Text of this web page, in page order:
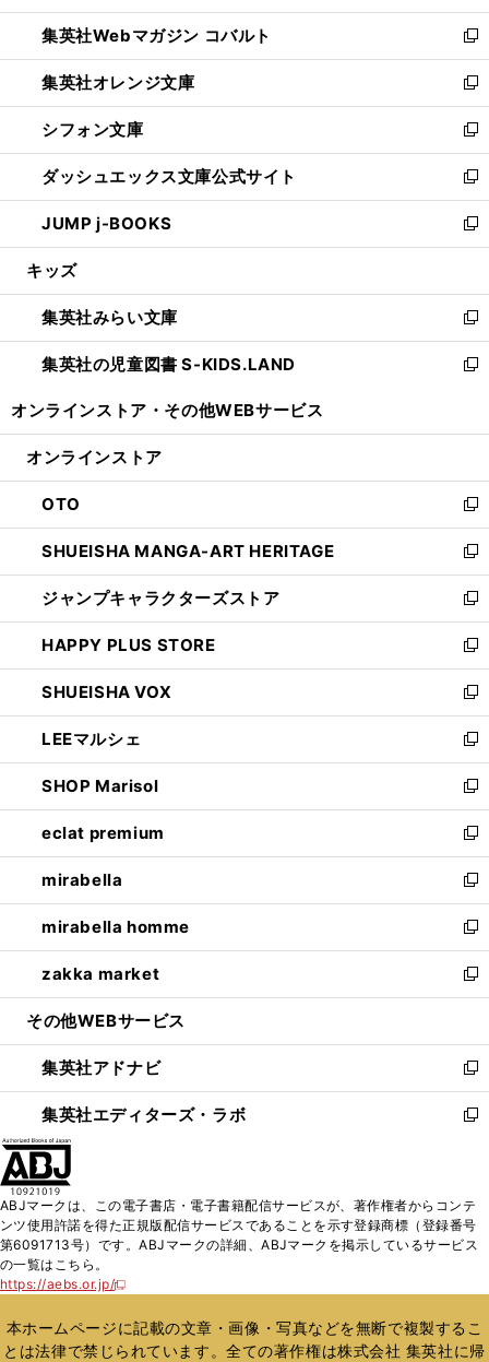
開
く
ウ
で
開
く
ン
ド
ウ
で
開
く
ウ
ィ
ン
ド
ウ
で
開
く
集英社Webマガジン コバルト
新
し
い
ウ
ィ
ン
ド
ウ
で
開
集英社オレンジ文庫
新
し
い
ウ
ィ
ン
ド
ウ
開
く
シフォン文庫
新
し
い
ウ
ィ
ン
ウ
で
開
く
ダッシュエックス文庫公式サイト
新
し
い
ウ
ン
ド
ウ
で
JUMP j-BOOKS
新
し
ウ
ィ
ン
ド
開
キッズ
集英社みらい文庫
新
し
い
ン
ウ
で
開
く
集英社の児童図書 S-KIDS.LAND
新
ウ
ン
ド
ウ
で
開
く
オンラインストア・ その他WEBサービス
オンラインストア
OTO
新
し
い
ウ
ィ
ン
ド
ウ
で
開
く
SHUEISHA MANGA-ART HERITAGE
新
し
い
ウ
ィ
ン
ド
ウ
で
開
く
ジャンプキャラクターズストア
新
し
い
ウ
ィ
ン
ド
ウ
で
開
く
HAPPY PLUS STORE
新
し
い
ウ
ィ
ン
ド
ウ
で
開
く
SHUEISHA VOX
新
し
い
ウ
ィ
ン
ド
ウ
で
開
く
LEEマルシェ
新
し
い
ウ
ィ
ン
ド
ウ
で
開
く
SHOP Marisol
新
し
い
ウ
ィ
ン
ド
ウ
で
開
eclat premium
新
し
い
ウ
ィ
ン
ド
ウ
開
く
mirabella
新
し
い
ウ
ィ
ン
ウ
で
開
く
mirabella homme
新
し
い
ウ
ン
ド
ウ
で
zakka market
新
し
ウ
ィ
ン
ド
く
その他WEBサービス
集英社アドナビ
新
し
い
ド
ウ
で
集英社エディターズ・ラボ
新
ィ
ン
ド
開
く
ABJマークは、この電子書店・電子書籍配信サービスが、著作権者からコンテ
ンツ使用許諾を得た正規版配信サービスであることを示す登録商標（登録番号
第6091713号）です。ABJマークの詳細、ABJマークを掲示しているサービス
の一覧はこちら。
https://aebs.or.jp/
新
い
ウ
ィ
本ホームページに記載の文章・画像・写真などを無断で複製するこ
とは法律で禁じられています。全ての著作権は株式会社 集英社に帰